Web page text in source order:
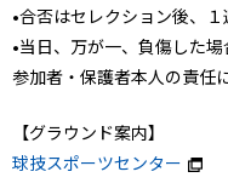
•合否はセレクション後、
•当日、万が一、負傷した
参加者・保護者本人の責任
【グラウンド案内】
球技スポーツセンター